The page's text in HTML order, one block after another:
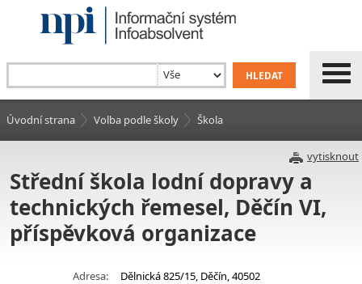
Úvodní strana Volba podle školy Škola
vytisknout
Střední škola lodní dopravy a
technických řemesel, Děčín VI,
příspěvková organizace
Adresa:
Dělnická 825/15, Děčín, 40502